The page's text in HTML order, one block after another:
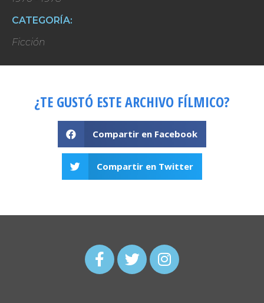
CATEGORÍA:
Ficción
¿TE GUSTÓ ESTE ARCHIVO FÍLMICO?
Compartir en Facebook
Compartir en Twitter